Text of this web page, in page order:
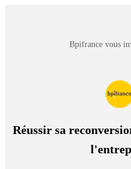
Bpifrance vous
Réussir sa